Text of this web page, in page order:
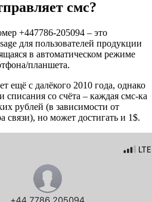
смс?
+447786-205094 – это
для пользователей продукции
в автоматическом режиме
планшета.
ещё с далёкого 2010 года, однако
списания со счёта – каждая смс-ка
рублей (в зависимости от
связи), но может достигать и 1$.